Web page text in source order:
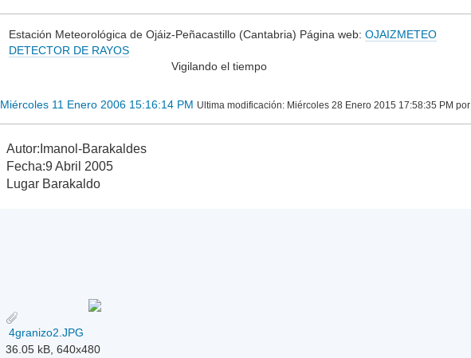
Estación Meteorológica de Ojáiz-Peñacastillo (Cantabria) Página web: OJAIZMETEO
DETECTOR DE RAYOS
Vigilando el tiempo
Miércoles 11 Enero 2006 15:16:14 PM Ultima modificación: Miércoles 28 Enero 2015 17:58:35 PM
Autor:Imanol-Barakaldes
Fecha:9 Abril 2005
Lugar Barakaldo
4granizo2.JPG
36.05 kB, 640x480